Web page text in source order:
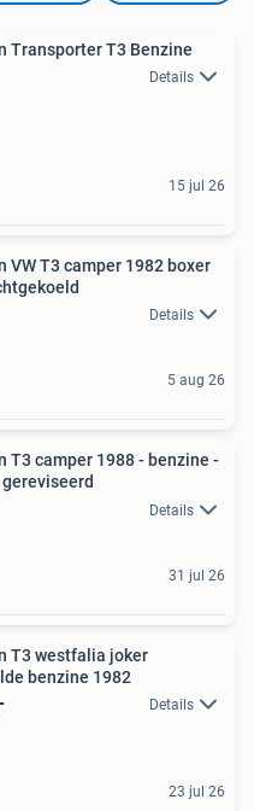
Transporter T3 Benzine
Details
15 jul 26
VW T3 camper 1982 boxer
Details
5 aug 26
T3 camper 1988 - benzine -
Details
31 jul 26
T3 westfalia joker
benzine 1982
Details
23 jul 26